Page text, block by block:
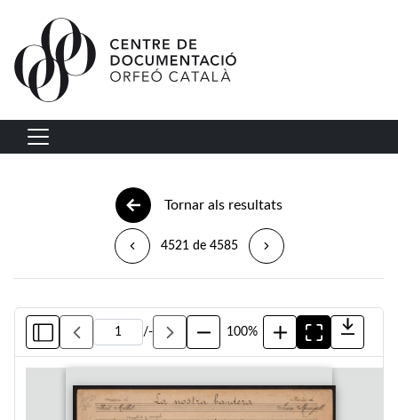
Vés al contingut
Navegació principal
Tornar als resultats
4521 de 4585
/- 100%